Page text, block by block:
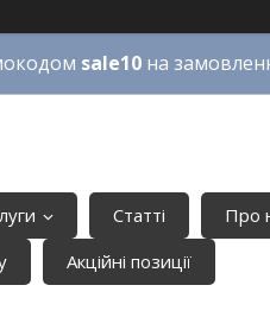
sale10на
Статті Про
Акційні позиції